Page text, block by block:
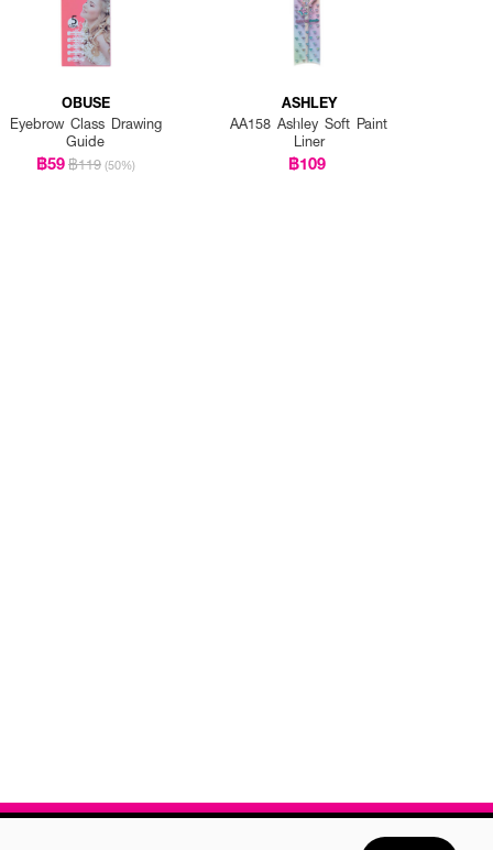
OBUSE
Eyebrow Class Drawing
Guide
฿59฿119 (50%)
ASHLEY
AA158 Ashley Soft Paint
Liner
฿109